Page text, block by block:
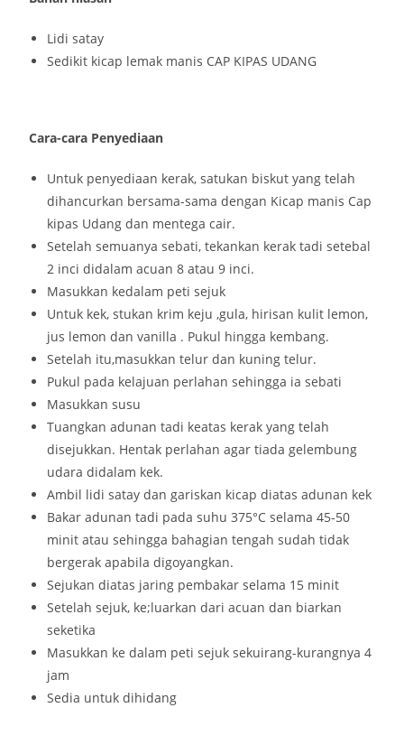
Lidi satay
Sedikit kicap lemak manis CAP KIPAS UDANG
Cara-cara Penyediaan
Untuk penyediaan kerak, satukan biskut yang telah
dihancurkan bersama-sama dengan Kicap manis Cap
kipas Udang dan mentega cair.
Setelah semuanya sebati, tekankan kerak tadi setebal
2 inci didalam acuan 8 atau 9 inci.
Masukkan kedalam peti sejuk
Untuk kek, stukan krim keju ,gula, hirisan kulit lemon,
jus lemon dan vanilla . Pukul hingga kembang.
Setelah itu,masukkan telur dan kuning telur.
Pukul pada kelajuan perlahan sehingga ia sebati
Masukkan susu
Tuangkan adunan tadi keatas kerak yang telah
disejukkan. Hentak perlahan agar tiada gelembung
udara didalam kek.
Ambil lidi satay dan gariskan kicap diatas adunan kek
Bakar adunan tadi pada suhu 375°C selama 45-50
minit atau sehingga bahagian tengah sudah tidak
bergerak apabila digoyangkan.
Sejukan diatas jaring pembakar selama 15 minit
Setelah sejuk, ke;luarkan dari acuan dan biarkan
seketika
Masukkan ke dalam peti sejuk sekuirang-kurangnya 4
jam
Sedia untuk dihidang